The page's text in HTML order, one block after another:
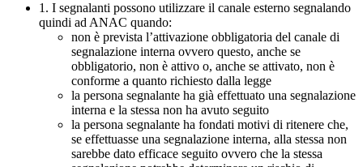
1. I segnalanti possono utilizzare il canale esterno segnalando
quindi ad ANAC quando:
non è prevista l’attivazione obbligatoria del canale di
segnalazione interna ovvero questo, anche se
obbligatorio, non è attivo o, anche se attivato, non è
conforme a quanto richiesto dalla legge
la persona segnalante ha già effettuato una segnalazione
interna e la stessa non ha avuto seguito
la persona segnalante ha fondati motivi di ritenere che,
se effettuasse una segnalazione interna, alla stessa non
sarebbe dato efficace seguito ovvero che la stessa